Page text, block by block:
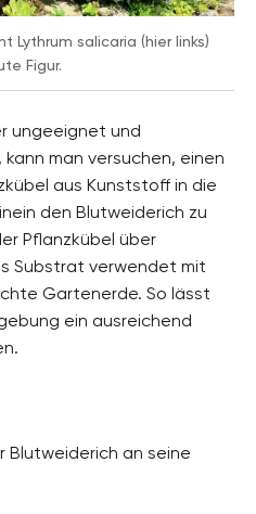
Lythrum salicaria (hier links)
Figur.
ungeeignet und
man versuchen, einen
aus Kunststoff in die
den Blutweiderich zu
Pflanzkübel über
Substrat verwendet mit
Gartenerde. So lässt
ein ausreichend
Blutweiderich an seine